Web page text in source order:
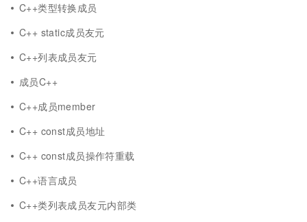
C++类型转换成员
C++ static成员友元
C++列表成员友元
成员C++
C++成员member
C++ const成员地址
C++ const成员操作符重载
C++语言成员
C++类列表成员友元内部类